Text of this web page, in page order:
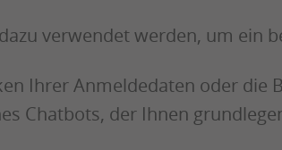
verwendet werden, um ein
Ihrer Anmeldedaten oder
Chatbots, der Ihnen